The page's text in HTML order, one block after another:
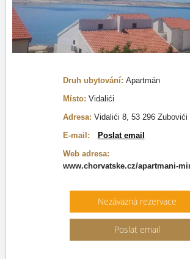
Druh ubytování: Apartmán
Místo: Vidalići
Adresa: Vidalići 8, 53 296 Zubovići
E-mail:
Poslat email
Web adresa:
www.chorvatske.cz/apartmani-
Nezávazná rezervace
Poslat email